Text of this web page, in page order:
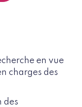
en vue
charges des
des